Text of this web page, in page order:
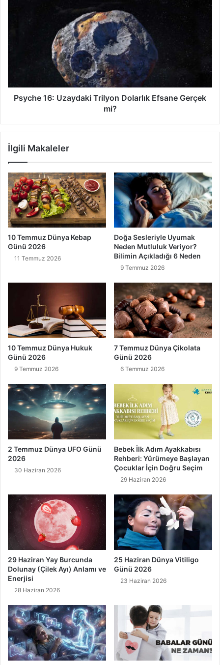
Psyche 16: Uzaydaki Trilyon Dolarlık Efsane Gerçek
mi?
İlgili Makaleler
10 Temmuz Dünya Kebap
Günü 2026
11 Temmuz 2026
Doğa Sesleriyle Uyumak
Neden Mutluluk Veriyor?
Bilimin Açıkladığı 6 Neden
9 Temmuz 2026
10 Temmuz Dünya Hukuk
Günü 2026
9 Temmuz 2026
7 Temmuz Dünya Çikolata
Günü 2026
6 Temmuz 2026
2 Temmuz Dünya UFO Günü
2026
30 Haziran 2026
Bebek İlk Adım Ayakkabısı
Rehberi: Yürümeye Başlayan
Çocuklar İçin Doğru Seçim
29 Haziran 2026
29 Haziran Yay Burcunda
Dolunay (Çilek Ayı) Anlamı ve
Enerjisi
28 Haziran 2026
25 Haziran Dünya Vitiligo
Günü 2026
23 Haziran 2026